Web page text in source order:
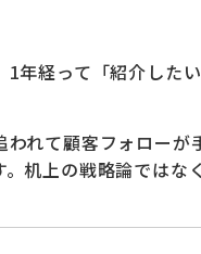
年経って「紹介した
れて顧客フォロー
机上の戦略論では